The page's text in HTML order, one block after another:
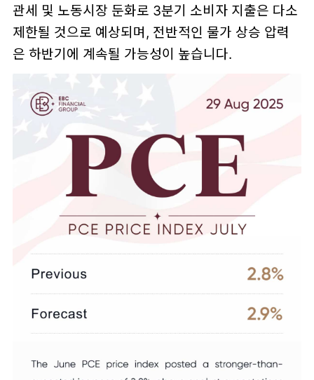
관세 및 노동시장 둔화로 3분기 소비자 지출은 다소
제한될 것으로 예상되며, 전반적인 물가 상승 압력
은 하반기에 계속될 가능성이 높습니다.